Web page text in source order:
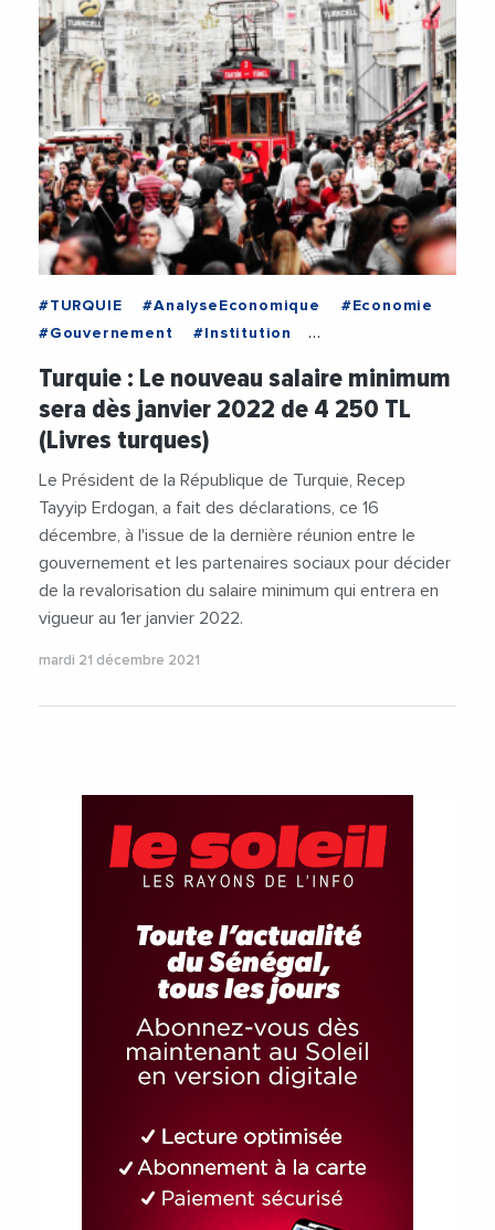
#TURQUIE #AnalyseEconomique
#Economie
#Gouvernement
#Institution
Turquie : Le nouveau salaire minimum
sera dès janvier 2022 de 4 250 TL
(Livres turques)
Le Président de la République de Turquie, Recep
Tayyip Erdogan, a fait des déclarations, ce 16
décembre, à l'issue de la dernière réunion entre le
gouvernement et les partenaires sociaux pour décider
de la revalorisation du salaire minimum qui entrera en
vigueur au 1er janvier 2022.
mardi 21 décembre 2021